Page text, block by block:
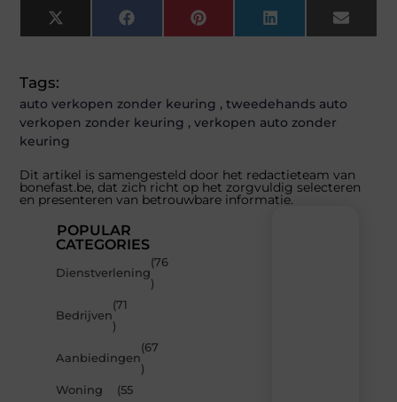
X
(Twitter)
FacebookPinterestLinkedInEmail
Tags:
auto verkopen zonder keuring ,tweedehands auto
verkopen zonder keuring ,verkopen auto zonder
keuring
Dit artikel is samengesteld door het redactieteam van
bonefast.be, dat zich richt op het zorgvuldig selecteren
en presenteren van betrouwbare informatie.
POPULAR
CATEGORIES
Dienstverlening
(76
)
Bedrijven
(71
)
Aanbiedingen
(67
)
Woning
(55